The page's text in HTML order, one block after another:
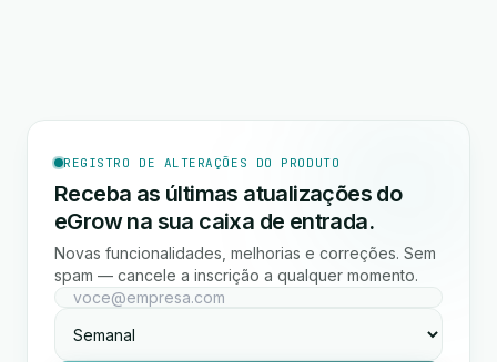
REGISTRO DE ALTERAÇÕES DO PRODUTO
Receba as últimas atualizações do
eGrow na sua caixa de entrada.
Novas funcionalidades, melhorias e correções. Sem
spam — cancele a inscrição a qualquer momento.